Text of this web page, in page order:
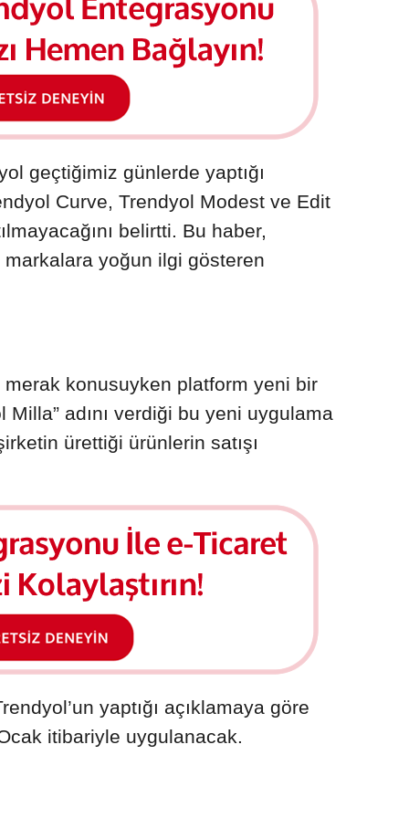
Flo Entegrasyonu
Hepsiburada Entegrasyonu
idefix Entegrasyonu
Wix Entegrasyonu
Wix Booking Entegrasyonu
Kolay Gelsin Entegrasyonu
Yurtiçi Kargo Entegrasyonu
geçtiğimiz günlerde yaptığı
Curve, Trendyol Modest ve Edit
belirtti. Bu haber,
markalara yoğun ilgi gösteren
merak konusuyken platform yeni bir
adını verdiği bu yeni uygulama
ürettiği ürünlerin satışı
yaptığı açıklamaya göre
itibariyle uygulanacak.